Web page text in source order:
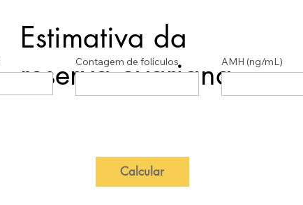
Estimativa da
reserva ovariana
Contagem de folículos AMH (ng/mL)
Calcular